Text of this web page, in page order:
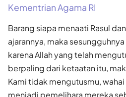
Kementrian Agama RI
Barang siapa menaati Rasul
ajarannya, maka
karena Allah yang telah
berpaling dari ketaatan itu,
Kami tidak mengutusmu,
menjadi pemelihara mereka